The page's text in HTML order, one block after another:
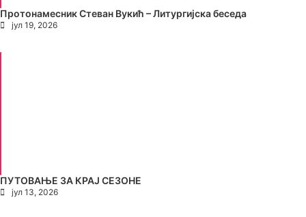
Протонамесник Стеван Вукић – Литургијска беседа
јул 19, 2026
ПУТОВАЊЕ ЗА КРАЈ СЕЗОНЕ
јул 13, 2026